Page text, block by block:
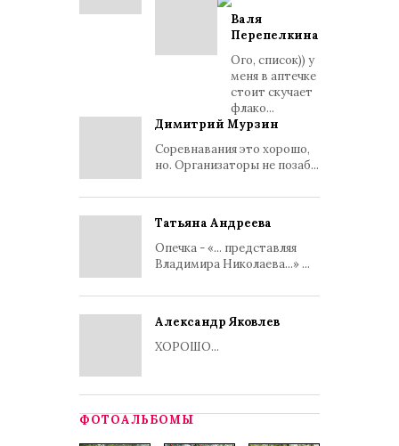
Валя
Перепелкина
Ого, список)) у
меня в аптечке
стоит скучает
флако...
Димитрий Мурзин
Соревнавания это хорошо,
но. Организаторы не позаб...
Татьяна Андреева
Опечка - «... представляя
Владимира Николаева...» ...
Александр Яковлев
ХОРОШО...
ФОТОАЛЬБОМЫ